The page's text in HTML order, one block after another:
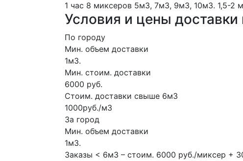
1 час 8 миксеров 5м3, 7м3, 9м3, 10м3. 1,5-2 м
Условия и цены
По городу
Мин. объем доставки
1м3.
Мин. стоим. доставки
6000 руб.
Стоим. доставки свыше 6м3
1000руб./м3
За город
Мин. объем доставки
1м3.
Заказы < 6м3 – стоим. 6000 руб./миксер +